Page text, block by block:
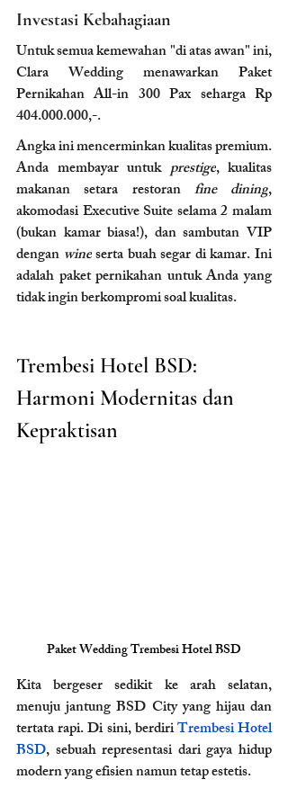
Investasi Kebahagiaan
Untuk semua kemewahan "di atas awan" ini,
Clara Wedding menawarkan Paket
Pernikahan All-in 300 Pax seharga Rp
404.000.000,-.
Angka ini mencerminkan kualitas premium.
Anda membayar untuk prestige, kualitas
makanan setara restoran fine dining,
akomodasi Executive Suite selama 2 malam
(bukan kamar biasa!), dan sambutan VIP
dengan wine serta buah segar di kamar. Ini
adalah paket pernikahan untuk Anda yang
tidak ingin berkompromi soal kualitas.
Trembesi Hotel BSD:
Harmoni Modernitas dan
Kepraktisan
Paket Wedding Trembesi Hotel BSD
Kita bergeser sedikit ke arah selatan,
menuju jantung BSD City yang hijau dan
tertata rapi. Di sini, berdiri Trembesi Hotel
BSD, sebuah representasi dari gaya hidup
modern yang efisien namun tetap estetis.